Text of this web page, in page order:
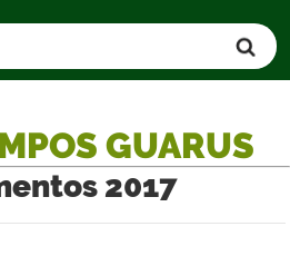
GUARUS
2017